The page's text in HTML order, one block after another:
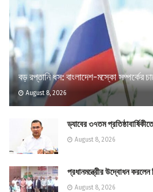
বড় রপ্তানি ধস: বাংলাদেশ-মস্কো সম্পর্কের
August 8, 2026
ড্যাবের ৩৭তম
August 8, 2026
প্রধানমন্ত্রীের উদ্বোধন করলেন
August 8, 2026